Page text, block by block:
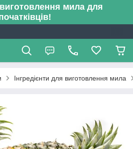
мила для
Інгредієнти для виготовлення мила